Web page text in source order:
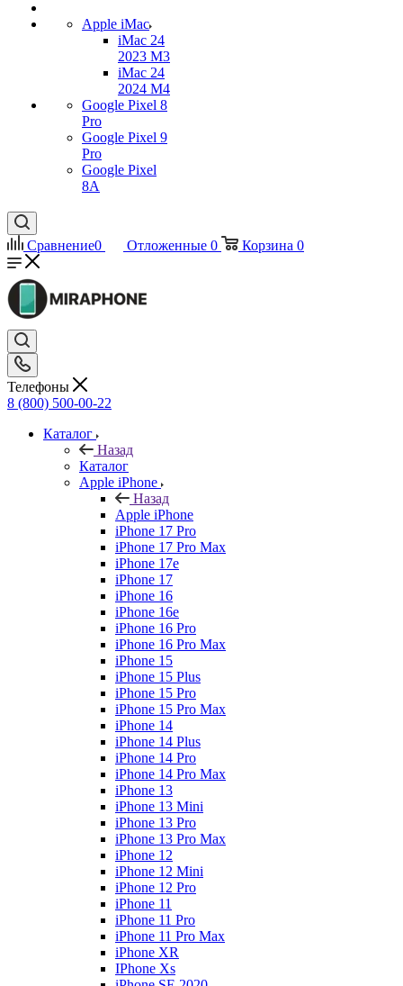
Apple iMac
iMac 24
2023 M3
iMac 24
2024 M4
Google Pixel 8
Pro
Google Pixel 9
Pro
Google Pixel
8A
Сравнение0 Отложенные 0 Корзина 0
Телефоны
8 (800) 500-00-22
Каталог
Назад
Каталог
Apple iPhone
Назад
Apple iPhone
iPhone 17 Pro
iPhone 17 Pro Max
iPhone 17e
iPhone 17
iPhone 16
iPhone 16e
iPhone 16 Pro
iPhone 16 Pro Max
iPhone 15
iPhone 15 Plus
iPhone 15 Pro
iPhone 15 Pro Max
iPhone 14
iPhone 14 Plus
iPhone 14 Pro
iPhone 14 Pro Max
iPhone 13
iPhone 13 Mini
iPhone 13 Pro
iPhone 13 Pro Max
iPhone 12
iPhone 12 Mini
iPhone 12 Pro
iPhone 11
iPhone 11 Pro
iPhone 11 Pro Max
iPhone XR
IPhone Xs